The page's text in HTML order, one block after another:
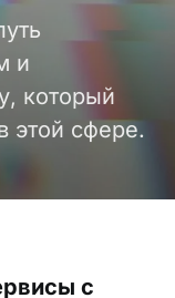
и
который
этой сфере.
с